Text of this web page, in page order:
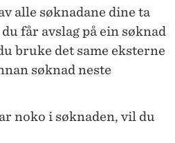
alle søknadane dine ta
får avslag på ein søknad
bruke det same eksterne
søknad neste
noko i søknaden, vil du